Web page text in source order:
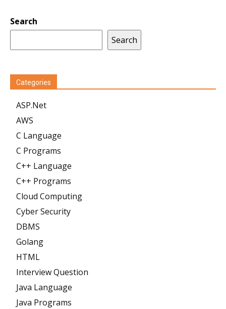
Search
Search
Categories
ASP.Net
AWS
C Language
C Programs
C++ Language
C++ Programs
Cloud Computing
Cyber Security
DBMS
Golang
HTML
Interview Question
Java Language
Java Programs